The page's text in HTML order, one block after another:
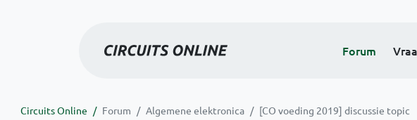
Forum
Circuits Online Forum Algemene elektronica [CO voeding 2019] discussie topic